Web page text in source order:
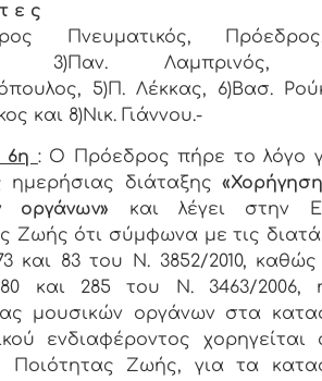
ε ς
Πνευματικός,
3)Παν. Λαμπρινός,
5)Π. Λέκκας, 6)Βασ.
και 8)Νικ. Γιάννου.-
6η : Ο Πρόεδρος πήρε το λόγο
ημερήσιας διάταξης
οργάνων» και λέγει στην
Ζωής ότι σύμφωνα με τις
και 83 του Ν. 3852/2010,
και 285 του Ν. 3463/2006,
μουσικών οργάνων στα
ενδιαφέροντος
Ποιότητας Ζωής, για τα